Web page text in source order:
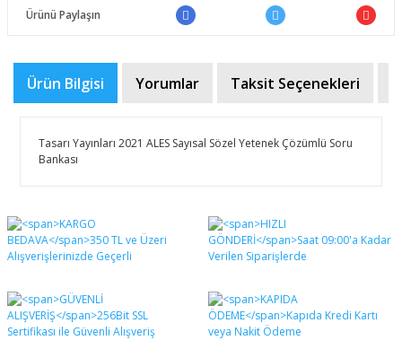
Ürünü Paylaşın
Ürün Bilgisi Yorumlar Taksit Seçenekleri
Tasarı Yayınları 2021 ALES Sayısal Sözel Yetenek Çözümlü Soru
Bankası
Bu ürüne ilk yorumu siz yapın!
Yorum Yaz
Bu ürünün fiyat bilgisi, resim, ürün açıklamalarında ve
diğer konularda yetersiz gördüğünüz noktaları öneri
formunu kullanarak tarafımıza iletebilirsiniz.
Görüş ve önerileriniz için teşekkür ederiz.
Ürün resmi kalitesiz, bozuk veya görüntülenemiyor.
Ürün açıklamasında eksik bilgiler bulunuyor.